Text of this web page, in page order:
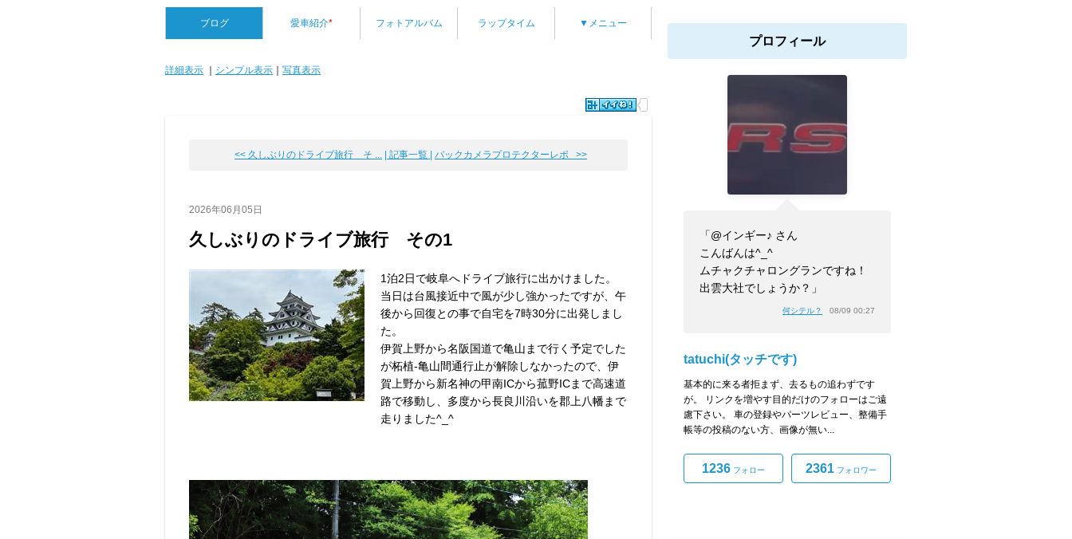
ブログ 愛車紹介* フォトアルバム ラップタイム ▼メニュー
詳細表示 シンプル表示 写真表示
<< 久しぶりのドライブ旅行 そ ... | 記事一覧 | バックカメラプロテクターレポ >>
2026年06月05日
久しぶりのドライブ旅行 その1
1泊2日で岐阜へドライブ旅行に出かけました。
当日は台風接近中で風が少し強かったですが、午
後から回復との事で自宅を7時30分に出発しまし
た。
伊賀上野から名阪国道で亀山まで行く予定でした
が柘植-亀山間通行止が解除しなかったので、伊
賀上野から新名神の甲南ICから菰野ICまで高速道
路で移動し、多度から長良川沿いを郡上八幡まで
走りました^_^
プロフィール
「@インギー♪ さん
こんばんは^_^
ムチャクチャロングランですね！
出雲大社でしょうか？」
何シテル？ 08/09 00:27
tatuchi(タッチです)
基本的に来る者拒まず、去るもの追わずです
が。 リンクを増やす目的だけのフォローはご遠
慮下さい。 車の登録やパーツレビュー、整備手
帳等の投稿のない方、画像が無い...
1236 フォロー 2361 フォロワー